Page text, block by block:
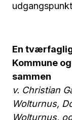
En
Kommune
sammen
v. Christian
Wolturnus,
Wolturnus,